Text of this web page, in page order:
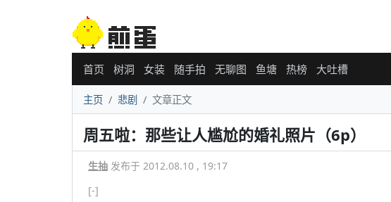
首页 树洞 女装 随手拍 无聊图 鱼塘 热榜 大吐槽
主页 悲剧 文章正文
周五啦：那些让人尴尬的婚礼照片（6p）
生抽 发布于 2012.08.10 , 19:17
[-]